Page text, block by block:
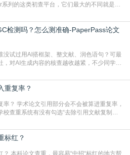
列的这类初查平台，它们最大的不同就是数
定稿检测的绝对主流。本科用PMLC，含大学
，硕博用VIP/TMLC，含学术论文联合比对
检测吗？怎么测准确-PaperPass论文
没试过用AI搭框架、整文献、润色语句？可最
对AI生成内容的核查越收越紧，不少同学投
成了很多过来人交稿前必做的一步。为什么
备项？可能还有不少人觉得，我就用AI搭了个
重复率？
重复率，
查重系统有没有勾选“去除引用文献复制
编号、与正文一一对应，著录项符合GB/T
期、页码齐全，标点用半角）；查重系统识别
标红？
方帮